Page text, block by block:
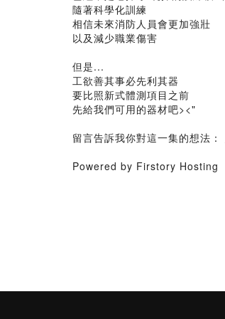
隨著科學化訓練
相信未來消防人員會更加強壯
以及減少職業傷害
但是...
工欲善其事必先利其器
要比照新式體測項目之前
先給我們可用的器材吧><"
留言告訴我你對這一集的想法：
Powered by Firstory Hosting